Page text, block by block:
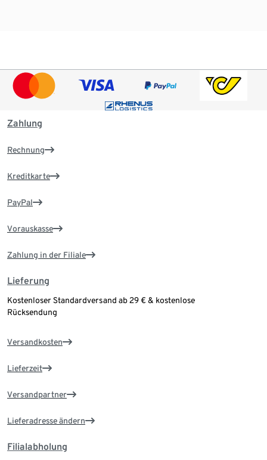
Zahlung
Rechnung
Kreditkarte
PayPal
Vorauskasse
Zahlung in der Filiale
Lieferung
Kostenloser Standardversand ab 29 € & kostenlose
Rücksendung
Versandkosten
Lieferzeit
Versandpartner
Lieferadresse ändern
Filialabholung